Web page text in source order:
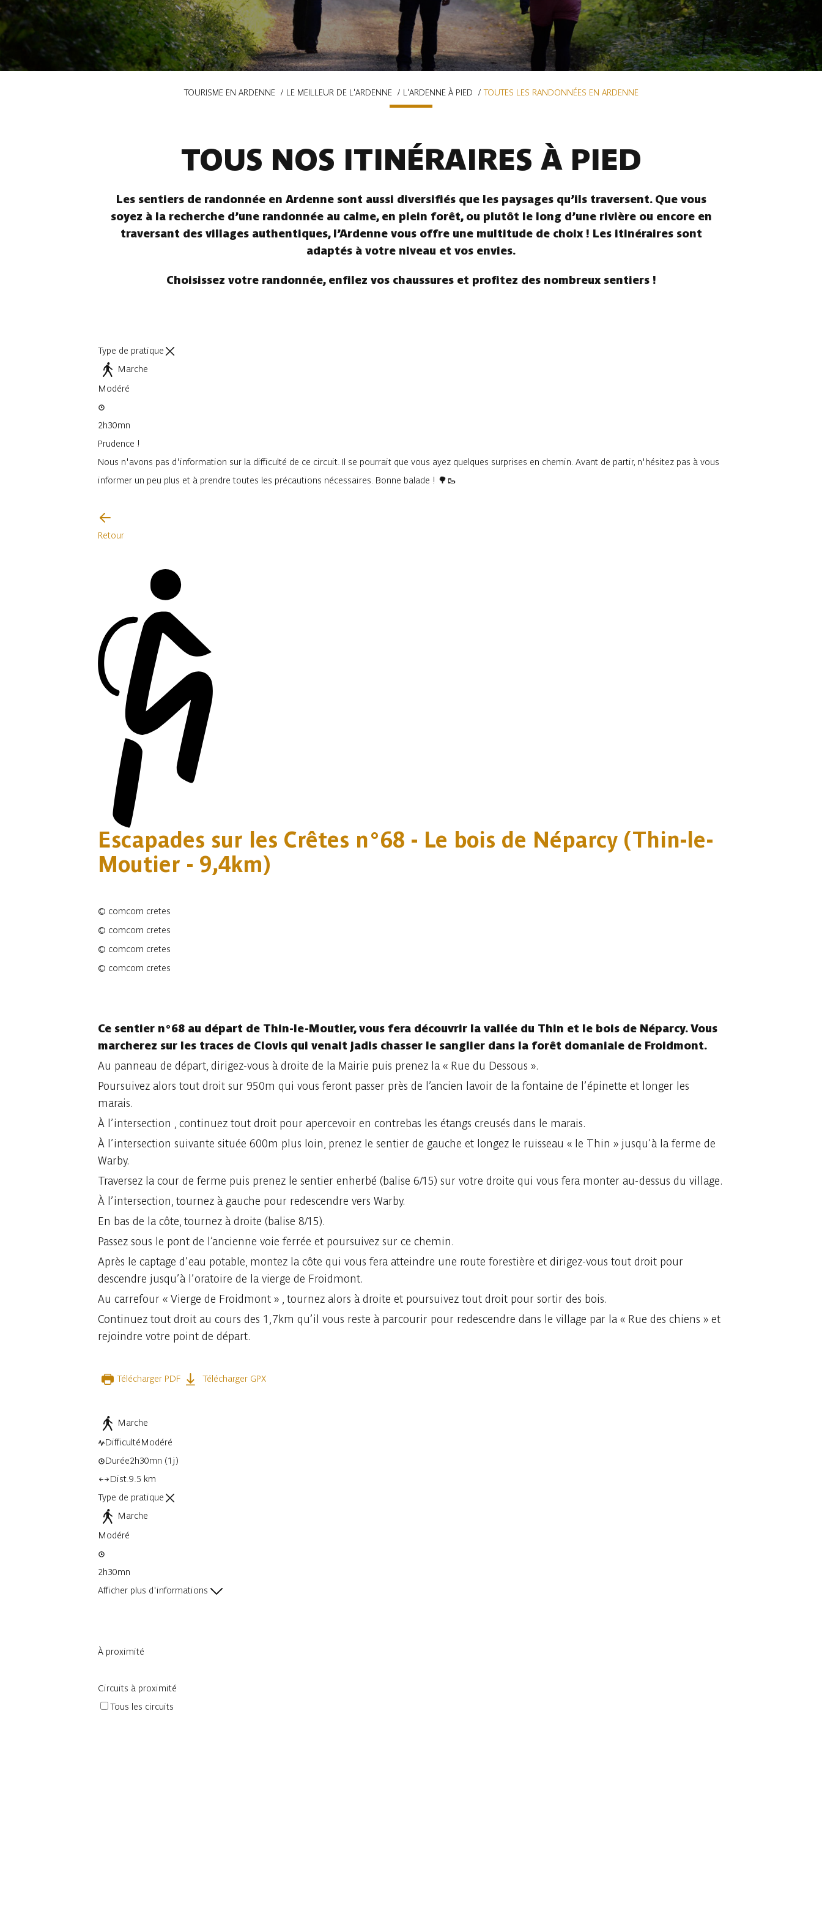
TOURISME EN ARDENNE LE MEILLEUR DE L'ARDENNE L'ARDENNE À PIED TOUTES LES RANDONNÉES EN ARDENNE
TOUS NOS ITINÉRAIRES À PIED
Les sentiers de randonnée en Ardenne sont aussi diversifiés que les paysages qu’ils traversent. Que vous
soyez à la recherche d’une randonnée au calme, en plein forêt, ou plutôt le long d’une rivière ou encore en
traversant des villages authentiques, l’Ardenne vous offre une multitude de choix ! Les itinéraires sont
adaptés à votre niveau et vos envies.
Choisissez votre randonnée, enfilez vos chaussures et profitez des nombreux sentiers !
Type de pratique
Marche
Modéré
2h30mn
Prudence !
Nous n'avons pas d'information sur la difficulté de ce circuit. Il se pourrait que vous ayez quelques surprises en chemin. Avant de partir, n'hésitez pas à vous
informer un peu plus et à prendre toutes les précautions nécessaires. Bonne balade ! 🌳🥾
Retour
Escapades sur les Crêtes n°68 - Le bois de Néparcy (Thin-le-
Moutier - 9,4km)
© comcom cretes
© comcom cretes
© comcom cretes
© comcom cretes
Ce sentier n°68 au départ de Thin-le-Moutier, vous fera découvrir la vallée du Thin et le bois de Néparcy. Vous
marcherez sur les traces de Clovis qui venait jadis chasser le sanglier dans la forêt domaniale de Froidmont.
Au panneau de départ, dirigez-vous à droite de la Mairie puis prenez la « Rue du Dessous ».
Poursuivez alors tout droit sur 950m qui vous feront passer près de l’ancien lavoir de la fontaine de l’épinette et longer les
marais.
À l’intersection , continuez tout droit pour apercevoir en contrebas les étangs creusés dans le marais.
À l’intersection suivante située 600m plus loin, prenez le sentier de gauche et longez le ruisseau « le Thin » jusqu’à la ferme de
Warby.
Traversez la cour de ferme puis prenez le sentier enherbé (balise 6/15) sur votre droite qui vous fera monter au-dessus du village.
À l’intersection, tournez à gauche pour redescendre vers Warby.
En bas de la côte, tournez à droite (balise 8/15).
Passez sous le pont de l’ancienne voie ferrée et poursuivez sur ce chemin.
Après le captage d’eau potable, montez la côte qui vous fera atteindre une route forestière et dirigez-vous tout droit pour
descendre jusqu’à l’oratoire de la vierge de Froidmont.
Au carrefour « Vierge de Froidmont » , tournez alors à droite et poursuivez tout droit pour sortir des bois.
Continuez tout droit au cours des 1,7km qu’il vous reste à parcourir pour redescendre dans le village par la « Rue des chiens » et
rejoindre votre point de départ.
Télécharger PDF Télécharger GPX
Marche
DifficultéModéré
Durée2h30mn (1j)
Dist.9.5 km
Type de pratique
Marche
Modéré
2h30mn
Afficher plus d'informations
À proximité
Circuits à proximité
Tous les circuits